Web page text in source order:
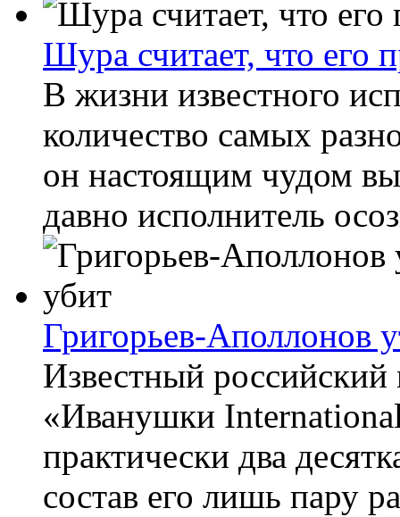
Шура считает, что его
В жизни известного
количество самых
он настоящим чудом
давно исполнитель
Григорьев-Аполлонов
Известный
«Иванушки
практически два
состав его лишь пару